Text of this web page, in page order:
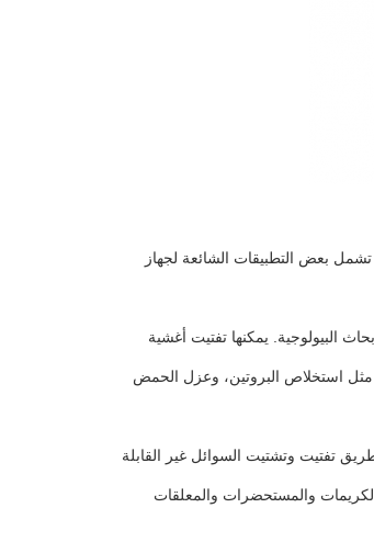
بعض التطبيقات الشائعة لجهاز
البيولوجية. يمكنها تفتيت أغشية
مثل استخلاص البروتين، وعزل الحمض
تفتيت وتشتيت السوائل غير القابلة
والمستحضرات والمعلقات